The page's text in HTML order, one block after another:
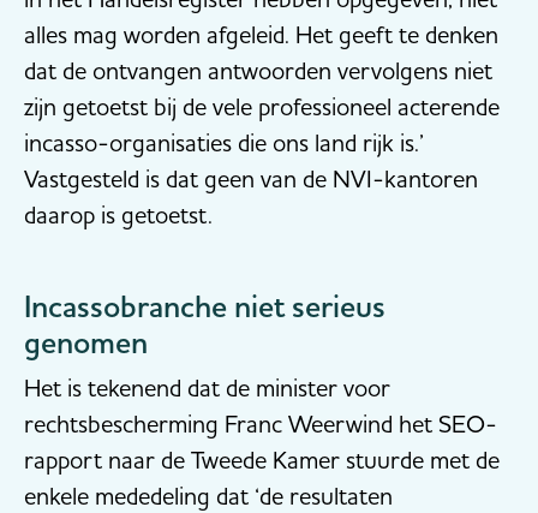
alles mag worden afgeleid. Het geeft te denken
dat de ontvangen antwoorden vervolgens niet
zijn getoetst bij de vele professioneel acterende
incasso-organisaties die ons land rijk is.’
Vastgesteld is dat geen van de NVI-kantoren
daarop is getoetst.
Incassobranche niet serieus
genomen
Het is tekenend dat de minister voor
rechtsbescherming Franc Weerwind het SEO-
rapport naar de Tweede Kamer stuurde met de
enkele mededeling dat ‘de resultaten